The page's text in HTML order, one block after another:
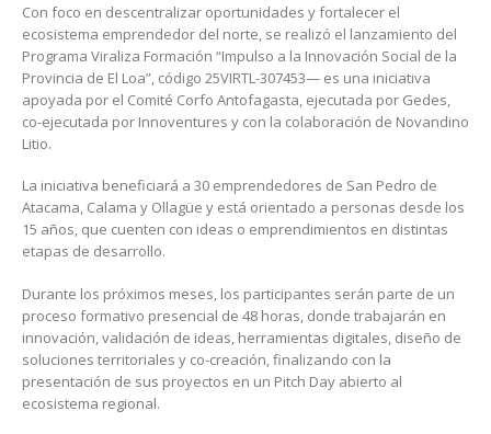
Con foco en descentralizar oportunidades y fortalecer el
ecosistema emprendedor del norte, se realizó el lanzamiento del
Programa Viraliza Formación “Impulso a la Innovación Social de la
Provincia de El Loa”, código 25VIRTL-307453— es una iniciativa
apoyada por el Comité Corfo Antofagasta, ejecutada por Gedes,
co-ejecutada por Innoventures y con la colaboración de Novandino
Litio.
La iniciativa beneficiará a 30 emprendedores de San Pedro de
Atacama, Calama y Ollagüe y está orientado a personas desde los
15 años, que cuenten con ideas o emprendimientos en distintas
etapas de desarrollo.
Durante los próximos meses, los participantes serán parte de un
proceso formativo presencial de 48 horas, donde trabajarán en
innovación, validación de ideas, herramientas digitales, diseño de
soluciones territoriales y co-creación, finalizando con la
presentación de sus proyectos en un Pitch Day abierto al
ecosistema regional.